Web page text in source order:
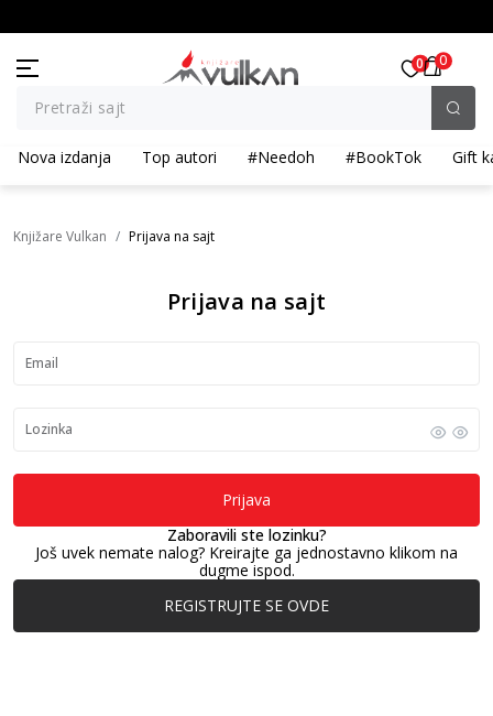
Pretraži sajt
0 0
Nova izdanja Top autori #Needoh #BookTok Gift
Knjižare Vulkan Prijava na sajt
Prijava na sajt
Email
Lozinka
Prijava
Zaboravili ste lozinku?
Još uvek nemate nalog? Kreirajte ga jednostavno klikom na
dugme ispod.
REGISTRUJTE SE OVDE